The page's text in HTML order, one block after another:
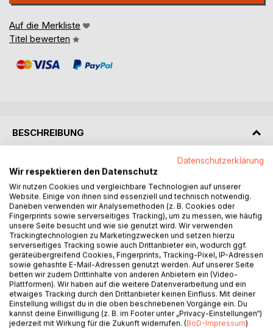
Auf die Merkliste
Titel bewerten
BESCHREIBUNG
Luna wünscht sich nichts sehnlicher, als dazu zu gehören.
Als sie einer Zebraherde begegnet, beginnt für sie eine
Reise
voller Hoffnung, Mut aber auch leiser Zweifel.
Mit Hilfe ihres Freundes Zuri wagt sie einen
ungewöhnlichen Schritt - und lernt
dabei, was es wirklich bedeutet, angenommen zu werden.
Doch Zugehörigkeit entsteht nicht durch äußere Zeichen.
Sie wächst durch Vertrauen, Zusammenhalt und den Mut,
man selbst zu bleiben.
Eine berührende Geschichte über Anderssein,
Freundschaft und die Kraft,
seinen eigenen Platz in der Welt zu finden.
Datenschutzerklärung
Wir respektieren den Datenschutz
Wir nutzen Cookies und vergleichbare Technologien auf unserer
Website. Einige von ihnen sind essenziell und technisch notwendig.
Daneben verwenden wir Analysemethoden (z. B. Cookies oder
Fingerprints sowie serverseitiges Tracking), um zu messen, wie häufig
unsere Seite besucht und wie sie genutzt wird. Wir verwenden
Trackingtechnologien zu Marketingzwecken und setzen hierzu
serverseitiges Tracking sowie auch Drittanbieter ein, wodurch ggf.
geräteübergreifend Cookies, Fingerprints, Tracking-Pixel, IP-Adressen
sowie gehashte E-Mail-Adressen genutzt werden. Auf unserer Seite
betten wir zudem Drittinhalte von anderen Anbietern ein (Video-
Plattformen). Wir haben auf die weitere Datenverarbeitung und ein
etwaiges Tracking durch den Drittanbieter keinen Einfluss. Mit deiner
Einstellung willigst du in die oben beschriebenen Vorgänge ein. Du
kannst deine Einwilligung (z. B. im Footer unter „Privacy-Einstellungen“)
jederzeit mit Wirkung für die Zukunft widerrufen. (BoD-Impressum)